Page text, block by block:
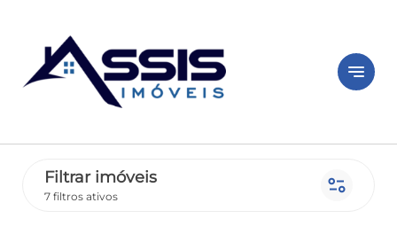
notes
Filtrar imóveis
7 filtros ativos page_info